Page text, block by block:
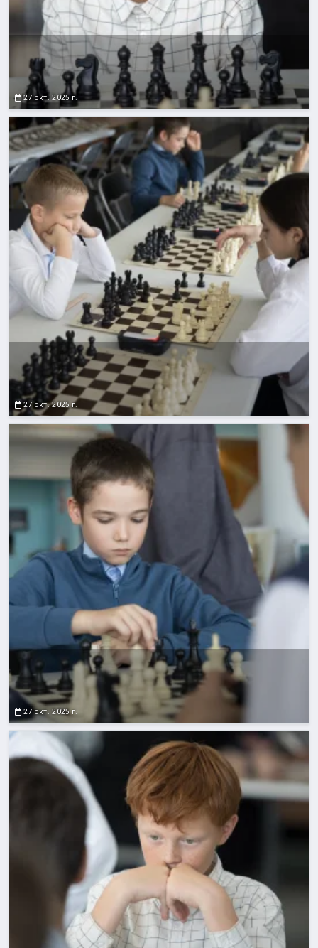
27 окт. 2025 г.
27 окт. 2025 г.
27 окт. 2025 г.